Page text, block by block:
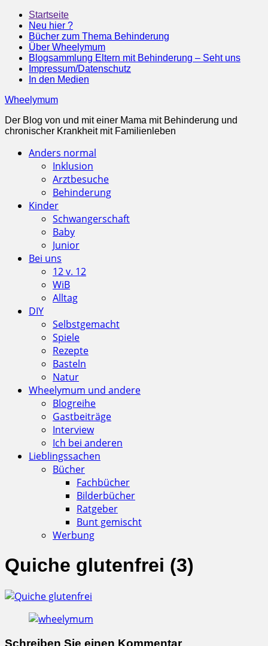
Startseite
Neu hier ?
Bücher zum Thema Behinderung
Über Wheelymum
Blogsammlung Eltern mit Behinderung – Seht uns
Impressum/Datenschutz
In den Medien
Wheelymum
Der Blog von und mit einer Mama mit Behinderung und
chronischer Krankheit mit Familienleben
Anders normal
Inklusion
Arztbesuche
Behinderung
Kinder
Schwangerschaft
Baby
Junior
Bei uns
12 v. 12
WiB
Alltag
DIY
Selbstgemacht
Spiele
Rezepte
Basteln
Natur
Wheelymum und andere
Blogreihe
Gastbeiträge
Interview
Ich bei anderen
Lieblingssachen
Bücher
Fachbücher
Bilderbücher
Ratgeber
Bunt gemischt
Werbung
Quiche glutenfrei (3)
Schreiben Sie einen Kommentar